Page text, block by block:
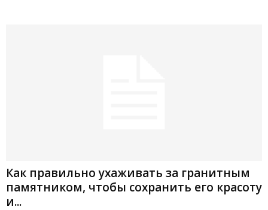
Как правильно ухаживать за гранитным
памятником, чтобы сохранить его красоту
и...